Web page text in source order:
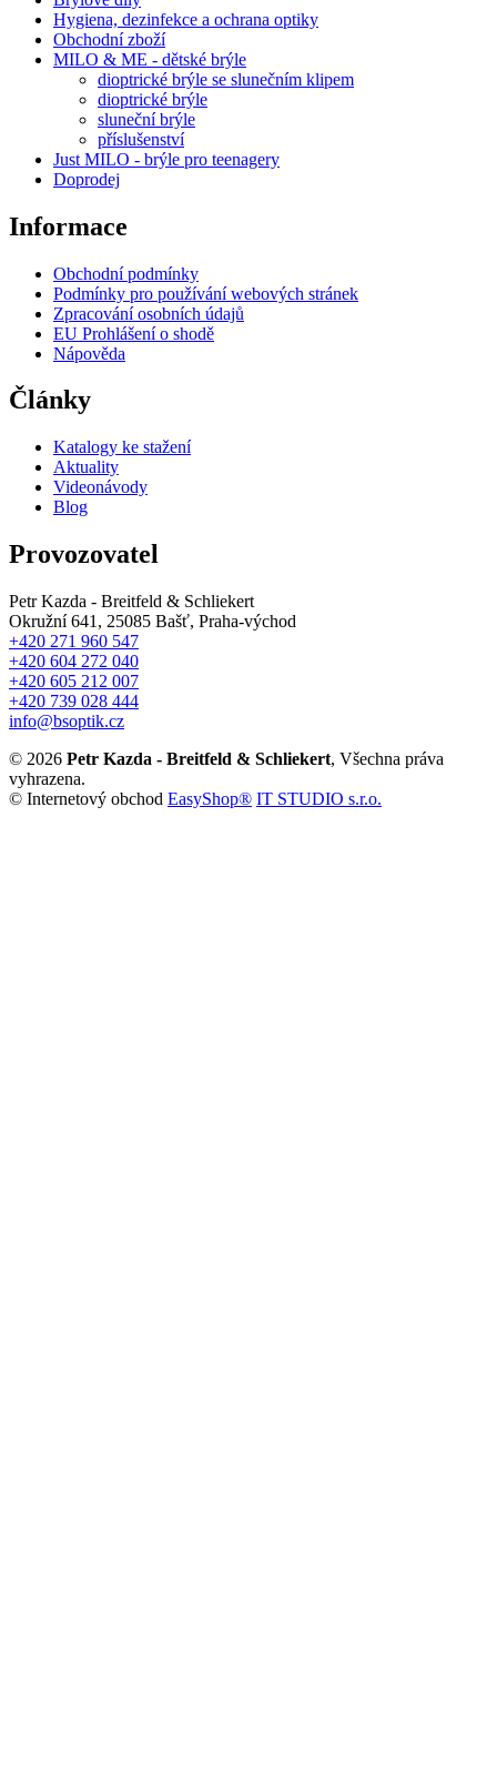
Hygiena, dezinfekce a ochrana optiky
Obchodní zboží
MILO & ME - dětské brýle
dioptrické brýle se slunečním klipem
dioptrické brýle
sluneční brýle
příslušenství
Just MILO - brýle pro teenagery
Doprodej
Informace
Obchodní podmínky
Podmínky pro používání webových stránek
Zpracování osobních údajů
EU Prohlášení o shodě
Nápověda
Články
Katalogy ke stažení
Aktuality
Videonávody
Blog
Provozovatel
Petr Kazda - Breitfeld & Schliekert
Okružní 641, 25085 Bašť, Praha-východ
+420 271 960 547
+420 604 272 040
+420 605 212 007
+420 739 028 444
info@bsoptik.cz
© 2026 Petr Kazda - Breitfeld & Schliekert, Všechna práva
vyhrazena.
© Internetový obchod EasyShop® IT STUDIO s.r.o.